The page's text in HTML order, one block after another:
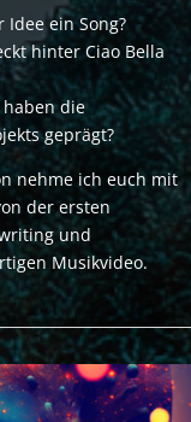
ein Song?
hinter Ciao Bella
die
geprägt?
nehme ich euch mit
der ersten
und
Musikvideo.